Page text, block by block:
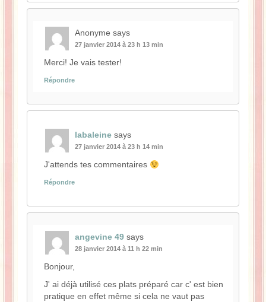
Anonyme says
27 janvier 2014 à 23 h 13 min
Merci! Je vais tester!
Répondre
labaleine says
27 janvier 2014 à 23 h 14 min
J'attends tes commentaires
Répondre
angevine 49 says
28 janvier 2014 à 11 h 22 min
Bonjour,
J' ai déjà utilisé ces plats préparé car c' est bien
pratique en effet même si cela ne vaut pas